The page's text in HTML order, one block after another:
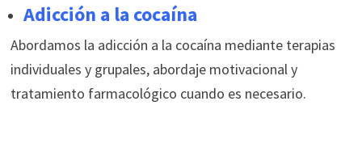
Adicción a la cocaína
Abordamos la adicción a la cocaína mediante terapias
individuales y grupales, abordaje motivacional y
tratamiento farmacológico cuando es necesario.